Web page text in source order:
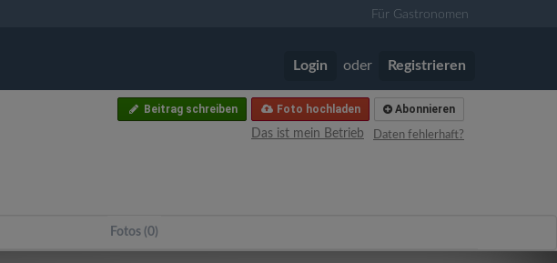
Für Gastronomen
Login oder Registrieren
Abonnieren
Foto hochladen
Beitrag schreiben
Daten fehlerhaft?
Das ist mein Betrieb
Fotos (0)